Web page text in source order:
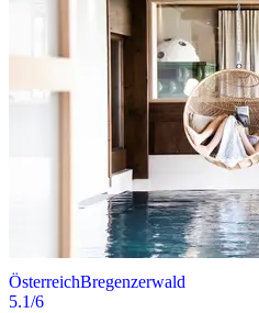
ÖsterreichBregenzerwald
5.1/6